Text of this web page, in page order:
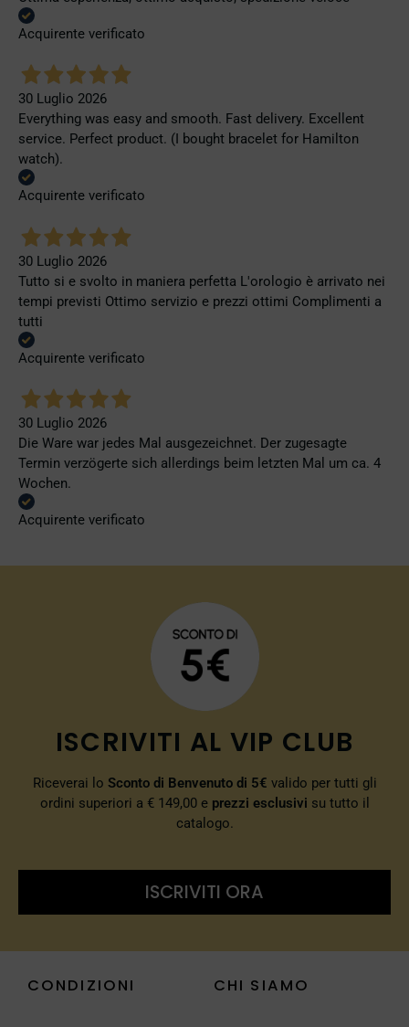
Acquirente verificato
30 Luglio 2026
Everything was easy and smooth. Fast delivery. Excellent
service. Perfect product. (I bought bracelet for Hamilton
watch).
Acquirente verificato
30 Luglio 2026
Tutto si e svolto in maniera perfetta L'orologio è arrivato nei
tempi previsti Ottimo servizio e prezzi ottimi Complimenti a
tutti
Acquirente verificato
30 Luglio 2026
Die Ware war jedes Mal ausgezeichnet. Der zugesagte
Termin verzögerte sich allerdings beim letzten Mal um ca. 4
Wochen.
Acquirente verificato
ISCRIVITI AL VIP CLUB
Riceverai lo Sconto di Benvenuto di 5€ valido per tutti gli
ordini superiori a € 149,00 e prezzi esclusivi su tutto il
catalogo.
ISCRIVITI ORA
CONDIZIONI CHI SIAMO